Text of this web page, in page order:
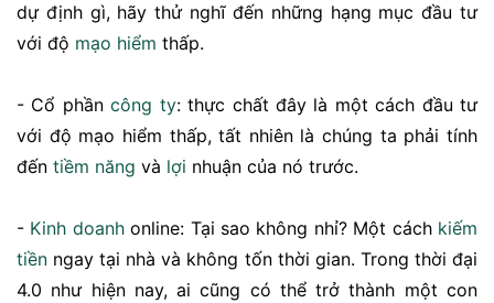
dự định gì, hãy thử nghĩ đến những hạng mục đầu tư
với độ mạo hiểm thấp.
- Cổ phầncông ty: thực chất đây là một cách đầu tư
với độ mạo hiểm thấp, tất nhiên là chúng ta phải tính
đến tiềm năng và lợi nhuận của nó trước.
- Kinh doanhonline: Tại sao không nhỉ? Một cách kiếm
tiền ngay tại nhà và không tốn thời gian. Trong thời đại
4.0 như hiện nay, ai cũng có thể trở thành một con